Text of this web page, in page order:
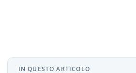
IN QUESTO ARTICOLO